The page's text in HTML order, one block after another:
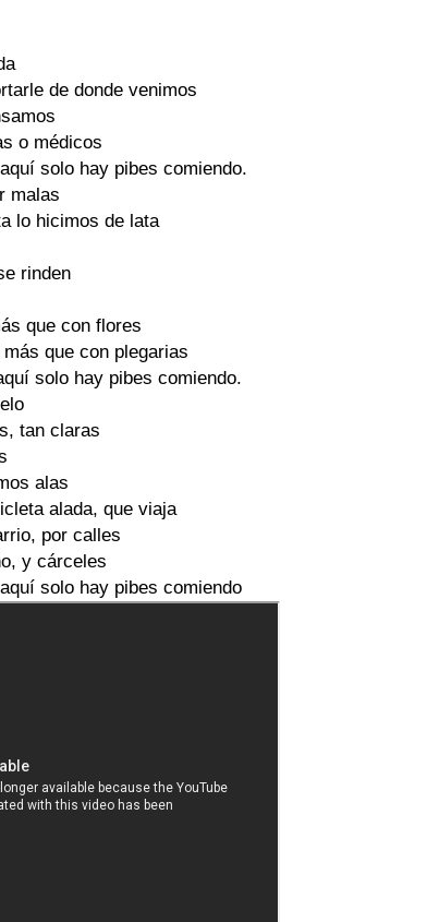
de donde venimos
o médicos
solo hay pibes comiendo.
malas
lo hicimos de lata
rinden
que con flores
que con plegarias
solo hay pibes comiendo.
tan claras
alas
alada, que viaja
por calles
y cárceles
solo hay pibes comiendo